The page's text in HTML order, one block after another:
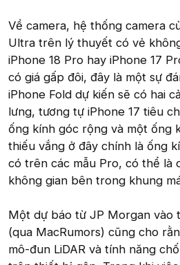
Về camera, hệ thống camera
Ultra trên lý thuyết có vẻ
iPhone 18 Pro hay iPhone 17
có giá gấp đôi, đây là một sự
iPhone Fold dự kiến sẽ có hai
lưng, tương tự iPhone 17 tiêu
ống kính góc rộng và một ống
thiếu vắng ở đây chính là ống
có trên các mẫu Pro, có thể là
không gian bên trong khung
Một dự báo từ JP Morgan vào
(qua MacRumors) cũng cho
mô-đun LiDAR và tính năng